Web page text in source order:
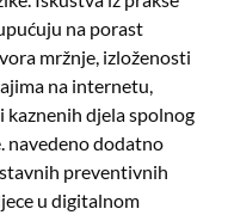
na porast
mržnje, izloženosti
na internetu,
kaznenih djela spolnog
navedeno dodatno
preventivnih
u digitalnom